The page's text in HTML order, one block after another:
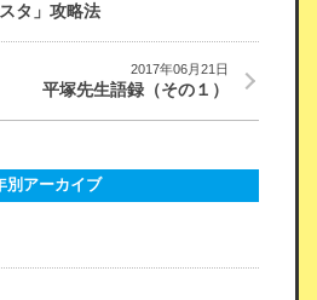
タ」攻略法
2017年06月21日
平塚先生語録（その１）
別アーカイブ